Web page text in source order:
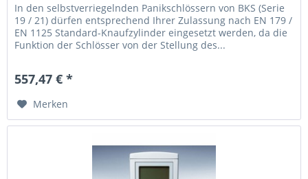
In den selbst­ver­riegelnden Panik­schlös­sern von BKS (Serie
19 / 21) dürfen ent­spre­chend Ihrer Zu­las­sung nach EN 179 /
EN 1125 Stan­dard-Knauf­zylinder ein­ge­setzt werden, da die
Funk­tion der Schlösser von der Stel­lung des...
557,47 € *
Merken